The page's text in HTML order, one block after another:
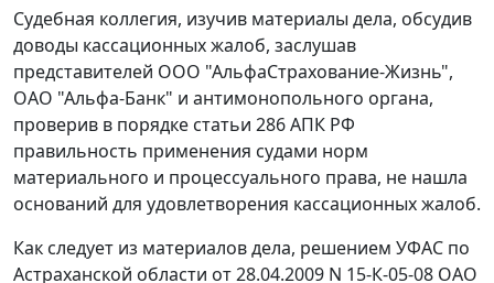
Судебная коллегия, изучив материалы дела, обсудив
доводы кассационных жалоб, заслушав
представителей ООО "АльфаСтрахование-Жизнь",
ОАО "Альфа-Банк" и антимонопольного органа,
проверив в порядке статьи 286АПК РФ
правильность применения судами норм
материального и процессуального права, не нашла
оснований для удовлетворения кассационных жалоб.
Как следует из материалов дела, решением УФАС по
Астраханской области от 28.04.2009 N 15-К-05-08 ОАО